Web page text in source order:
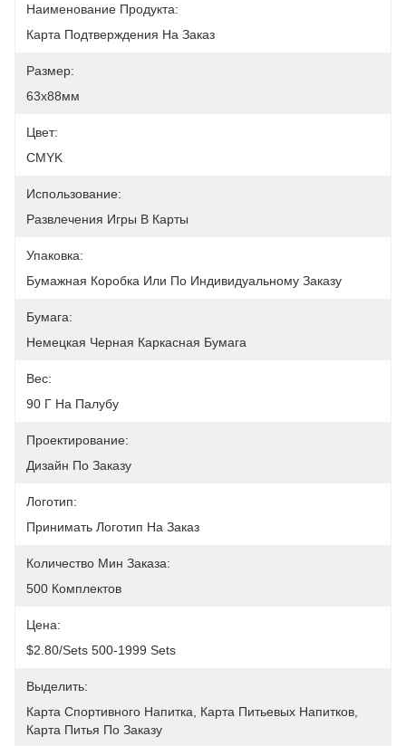
Наименование Продукта:
Карта Подтверждения На Заказ
Размер:
63x88мм
Цвет:
CMYK
Использование:
Развлечения Игры В Карты
Упаковка:
Бумажная Коробка Или По Индивидуальному Заказу
Бумага:
Немецкая Черная Каркасная Бумага
Вес:
90 Г На Палубу
Проектирование:
Дизайн По Заказу
Логотип:
Принимать Логотип На Заказ
Количество Мин Заказа:
500 Комплектов
Цена:
$2.80/sets 500-1999 Sets
Выделить:
Карта Спортивного Напитка
Карта Питьевых Напитков
Карта Питья По Заказу